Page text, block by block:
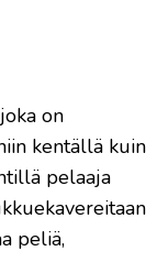
on
kentällä kuin
pelaaja
peliä,